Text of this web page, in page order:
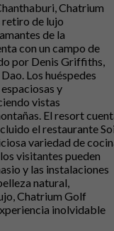
Chatrium
de lujo
de la
con un campo de
por Denis Griffiths,
Los huéspedes
y
vistas
El resort
el restaurante
variedad de
visitantes pueden
y las instalaciones
natural,
Chatrium Golf
inolvidable